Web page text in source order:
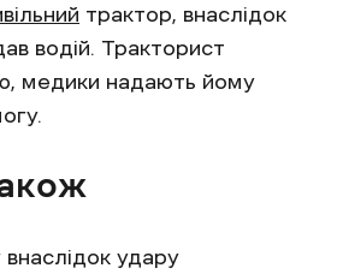
трактор, внаслідок
водій. Тракторист
медики надають йому
внаслідок удару